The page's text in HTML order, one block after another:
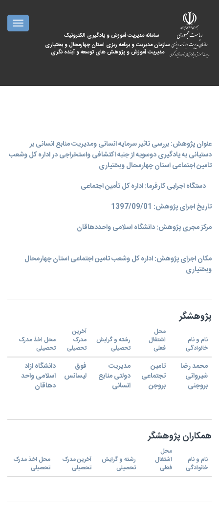
سامانه مدیریت آموزش و یادگیری الکترونیک
سازمان مدیریت و برنامه ریزی استان چهارمحال و بختیاری
مدیریت آموزش و پژوهش های توسعه و آینده نگری
عنوان پژوهش: بررسی تاثیر سرمایه انسانی ومدیریت منابع انسانی بر
دستیانی به یادگیری دوسویه از جنبه اکتشافی واستخراجی در اداره کل وشعب
تامین اجتماعی استان چهارمحال وبختیاری
دستگاه اجرایی کارفرما: اداره کل تأمین اجتماعی
تاریخ اجرای پژوهش: 1397/09/01
مرکز مجری پژوهش: دانشگاه اسلامی واحددهاقان
مکان اجرای پژوهش: اداره کل وشعب تامین اجتماعی استان چهارمحال
وبختیاری
پژوهشگر
نام و نام
خانوادگی
محل
اشتغال
فعلی
رشته و گرایش
تحصیلی
آخرین
مدرک
تحصیلی
محل اخذ مدرک
تحصیلی
محمد رضا
شیروانی
بروجنی
تامین
تجتماعی
بروجن
مدیریت
دولتی منابع
انسانی
فوق
لیسانس
دانشگاه ازاد
اسلامی واحد
دهاقان
همکاران پژوهشگر
نام و نام
خانوادگی
محل
اشتغال
فعلی
رشته و گرایش
تحصیلی
آخرین مدرک
تحصیلی
محل اخذ مدرک
تحصیلی